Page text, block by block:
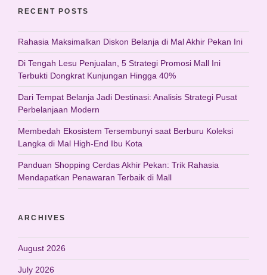
RECENT POSTS
Rahasia Maksimalkan Diskon Belanja di Mal Akhir Pekan Ini
Di Tengah Lesu Penjualan, 5 Strategi Promosi Mall Ini
Terbukti Dongkrat Kunjungan Hingga 40%
Dari Tempat Belanja Jadi Destinasi: Analisis Strategi Pusat
Perbelanjaan Modern
Membedah Ekosistem Tersembunyi saat Berburu Koleksi
Langka di Mal High-End Ibu Kota
Panduan Shopping Cerdas Akhir Pekan: Trik Rahasia
Mendapatkan Penawaran Terbaik di Mall
ARCHIVES
August 2026
July 2026